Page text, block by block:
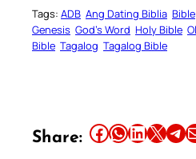
Tags: ADB Ang Dating Biblia Bible
Genesis God’s Word Holy Bible
Bible Tagalog Tagalog Bible
Share: Share this article on Facebook Share this article on WhatsApp Share this article on LinkedIn Share this article on X Share this article on TelegramEmail this Article